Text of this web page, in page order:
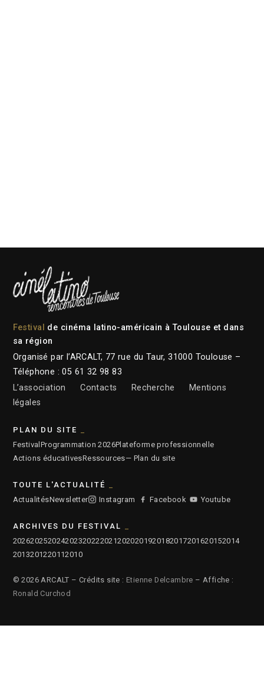
Festival
de cinéma latino-américain à Toulouse et dans
sa région
Organisé par l’ARCALT, 77 rue du Taur, 31000 Toulouse –
Téléphone : 05 61 32 98 83
L’association
Contacts Recherche
Mentions
légales
PLAN DU SITE
FestivalProgrammation 2026Plateforme professionnelle
Actions éducativesRessources— Plan du site
TOUTE L'ACTUALITÉ
ActualitésNewsletter Instagram Facebook Youtube
ARCHIVES DU FESTIVAL
2026202520242023202220212020201920182017201620152014
2013201220112010
© 2026 ARCALT – Crédits site : Etienne Delcambre – Affiche :
Ronald Curchod